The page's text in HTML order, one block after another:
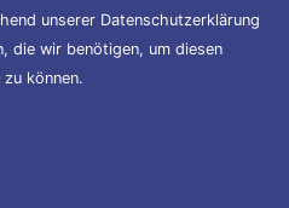
unserer Datenschutzerklärung
die wir benötigen, um diesen
können.